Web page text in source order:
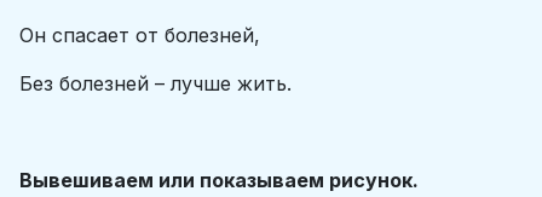
Он спасает от болезней,
Без болезней – лучше жить.
Вывешиваем или показываем рисунок.